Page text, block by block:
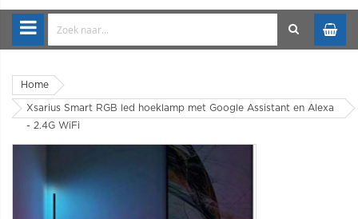
Home
Xsarius Smart RGB led hoeklamp met Google Assistant en Alexa
- 2.4G WiFi